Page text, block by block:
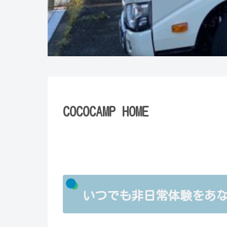
COCOCAMP HOME
いつでも非日常体験をあ